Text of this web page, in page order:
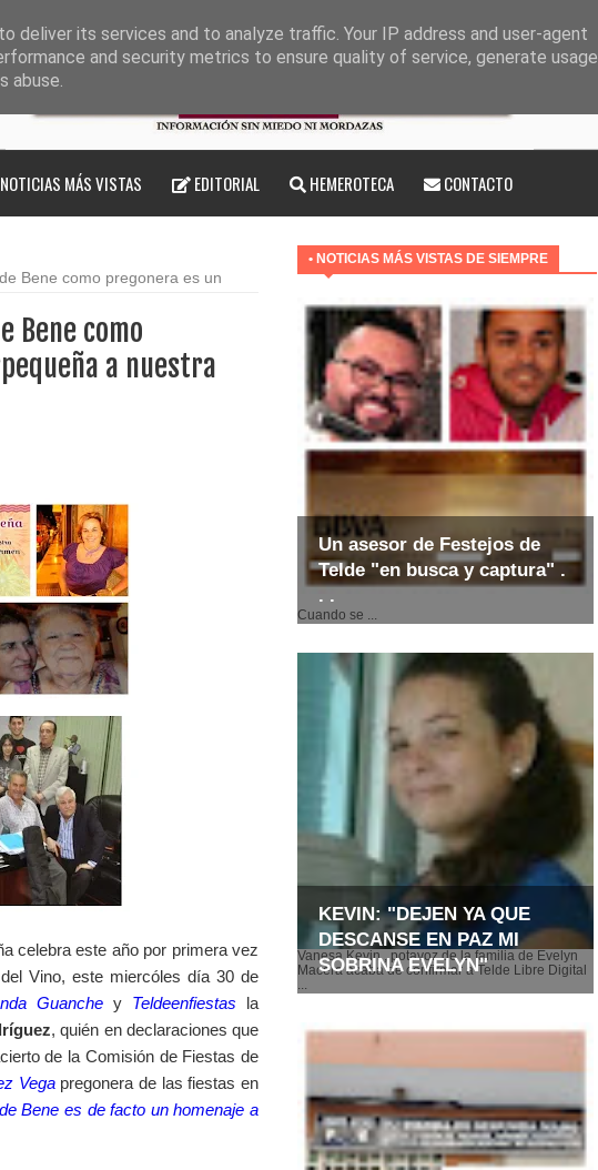
MÁS VISTAS EDITORIAL HEMEROTECA CONTACTO
• NOTICIAS MÁS VISTAS DE SIEMPRE
Un asesor de Festejos de
Telde "en busca y captura" .
. .
Cuando se ...
KEVIN: "DEJEN YA QUE
DESCANSE EN PAZ MI
SOBRINA EVELYN"
Vanesa Kevin , potavoz de la familia de Evelyn
Macera acaba de confirmar a Telde Libre Digital
Bene como pregonera es un
Bene como
a nuestra
celebra este año por primera vez
Vino, este miercóles día 30 de
Guanche y Teldeenfiestas la
, quién en declaraciones que
de la Comisión de Fiestas de
Vegapregonera de las fiestas en
Bene es de facto un homenaje a
deliver its services and to analyze traffic. Your IP address and user-agent
and security metrics to ensure quality of service, generate usage
abuse.